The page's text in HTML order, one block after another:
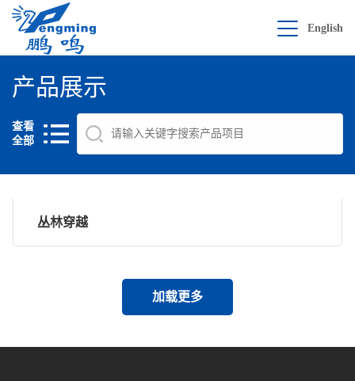
English
产品展示
查看
全部
丛林穿越
加载更多